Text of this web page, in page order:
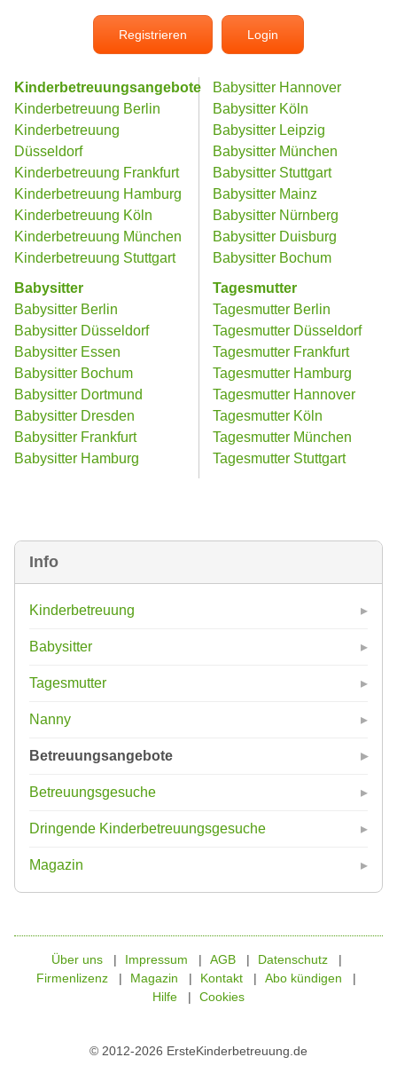
Info
Kinderbetreuung
Babysitter
Tagesmutter
Nanny
Betreuungsangebote
Betreuungsgesuche
Dringende Kinderbetreuungsgesuche
Magazin
Registrieren Login
Kinderbetreuungsangebote
Kinderbetreuung Berlin
Kinderbetreuung
Düsseldorf
Kinderbetreuung Frankfurt
Kinderbetreuung Hamburg
Kinderbetreuung Köln
Kinderbetreuung München
Kinderbetreuung Stuttgart
Babysitter
Babysitter Berlin
Babysitter Düsseldorf
Babysitter Essen
Babysitter Bochum
Babysitter Dortmund
Babysitter Dresden
Babysitter Frankfurt
Babysitter Hamburg
Babysitter Hannover
Babysitter Köln
Babysitter Leipzig
Babysitter München
Babysitter Stuttgart
Babysitter Mainz
Babysitter Nürnberg
Babysitter Duisburg
Babysitter Bochum
Tagesmutter
Tagesmutter Berlin
Tagesmutter Düsseldorf
Tagesmutter Frankfurt
Tagesmutter Hamburg
Tagesmutter Hannover
Tagesmutter Köln
Tagesmutter München
Tagesmutter Stuttgart
© 2012-2026 ErsteKinderbetreuung.de
Über uns Impressum AGB
Datenschutz
Firmenlizenz
Magazin Kontakt
Abo kündigen
Hilfe
Cookies